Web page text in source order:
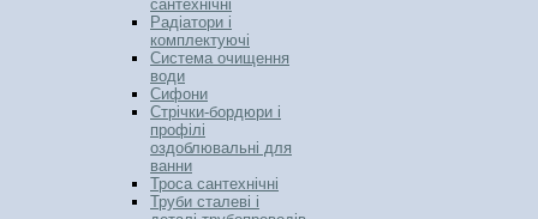
сантехнічні
Радіатори і
комплектуючі
Система очищення
води
Сифони
Стрічки-бордюри і
профілі
оздоблювальні для
ванни
Троса сантехнічні
Труби сталеві і